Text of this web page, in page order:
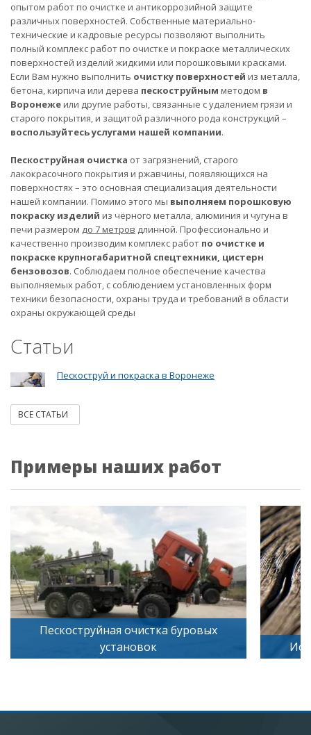
опытом работ по очистке и антикоррозийной защите
различных поверхностей. Собственные материально-
технические и кадровые ресурсы позволяют выполнить
полный комплекс работ по очистке и покраске металлических
поверхностей изделий жидкими или порошковыми красками.
Если Вам нужно выполнить очистку поверхностей из металла,
бетона, кирпича или дерева пескоструйным методом в
Воронежеили другие работы, связанные с удалением грязи и
старого покрытия, и защитой различного рода конструкций –
воспользуйтесь услугами нашей компании.
Пескоструйная очистка от загрязнений, старого
лакокрасочного покрытия и ржавчины, появляющихся на
поверхностях – это основная специализация деятельности
нашей компании. Помимо этого мы выполняем порошковую
покраску изделий из чёрного металла, алюминия и чугуна в
печи размером до 7 метров длинной. Профессионально и
качественно производим комплекс работ по очистке и
покраске крупногабаритной спецтехники, цистерн
бензовозов. Соблюдаем полное обеспечение качества
выполняемых работ, с соблюдением установленных форм
техники безопасности, охраны труда и требований в области
охраны окружающей среды
Статьи
Пескоструй и покраска в Воронеже
ВСЕ СТАТЬИ
Примеры наших работ
очистка буровых